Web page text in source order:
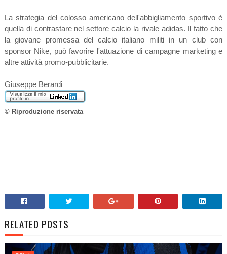
La strategia del colosso americano dell'abbigliamento sportivo è
quella di contrastare nel settore calcio la rivale adidas. Il fatto che
la giovane promessa del calcio italiano militi in un club con
sponsor Nike, può favorire l'attuazione di campagne marketing e
altre attività promo-pubblicitarie.
Giuseppe Berardi
© Riproduzione riservata
RELATED POSTS